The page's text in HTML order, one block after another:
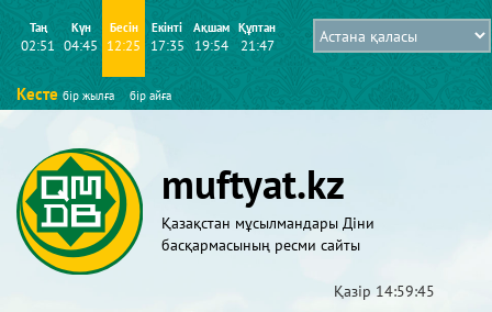
Таң
02:51
Күн
04:45
Бесін
12:25
Екінті
17:35
Ақшам
19:54
Құптан
21:47
Кесте бір жылға бір айға
muftyat.kz
Қазақстан мұсылмандары Діни
басқармасының ресми сайты
Қазір 14:59:45